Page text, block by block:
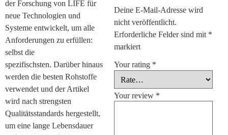
der Forschung von LIFE für
neue Technologien und
Systeme entwickelt, um alle
Anforderungen zu erfüllen:
selbst die
spezifischsten. Darüber hinaus
werden die besten Rohstoffe
verwendet und der Artikel
wird nach strengsten
Qualitätsstandards hergestellt,
um eine lange Lebensdauer
Deine E-Mail-Adresse wird
nicht veröffentlicht.
Erforderliche Felder sind mit *
markiert
Your rating *
Your review *